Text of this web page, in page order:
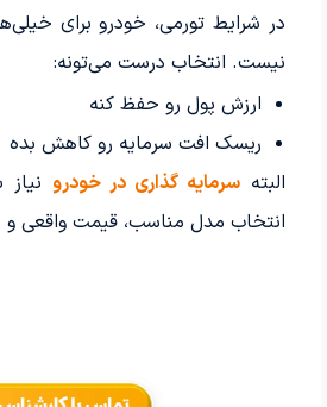
در شرایط تورمی، خودرو برای
نیست. انتخاب درست می‌تونه:
ارزش پول رو حفظ کنه
ریسک افت سرمایه رو کاهش بده
البته سرمایه گذاری در خودرو
انتخاب مدل مناسب، قیمت واقعی